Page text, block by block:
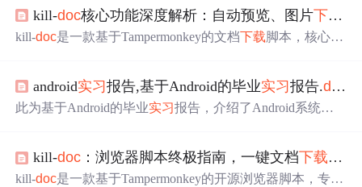
kill-doc核心功能深度解析：自动预览、图片下载
kill-doc是一款基于Tampermonkey的文档下载脚本，核心功
VG/Blob URL、ZIP打包）以及PDF转换与优化（浏览器打
印、分页拼接、布局适配）。其技术原理依赖浏览器渲
使用。
android实习报告,基于Android的毕业实习报告.doc
此为基于Android的毕业实习报告，介绍了Android系统特
于高校对智能终端需求大，阐述了开发基于Android手机的
校园助手软件的意义。
kill-doc ：浏览器脚本终极指南，一键文档下载神器
kill-doc是一款基于Tampermonkey的开源浏览器脚本，专为